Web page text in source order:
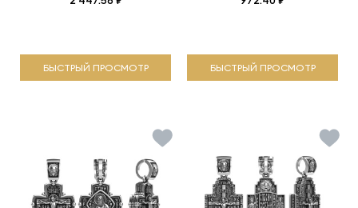
БЫСТРЫЙ ПРОСМОТР БЫСТРЫЙ ПРОСМОТР